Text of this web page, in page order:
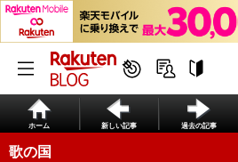
ホーム 新しい記事 過去の記事
歌の国